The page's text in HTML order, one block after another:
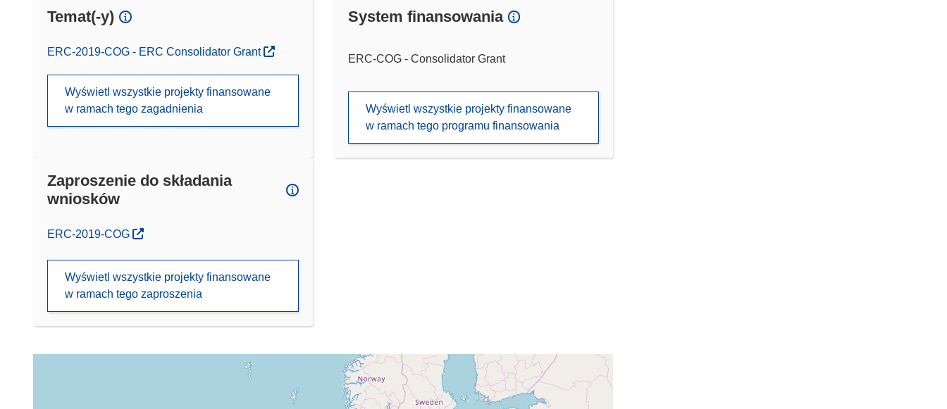
Temat(-y)
ERC-2019-COG - ERC Consolidator Grant
Wyświetl wszystkie projekty finansowane
w ramach tego zagadnienia
System finansowania
ERC-COG - Consolidator Grant
Wyświetl wszystkie projekty finansowane
w ramach tego programu finansowania
Zaproszenie do składania
wniosków
(odnośnik otworzy się w nowym oknie)
ERC-2019-COG
Wyświetl wszystkie projekty finansowane
w ramach tego zaproszenia